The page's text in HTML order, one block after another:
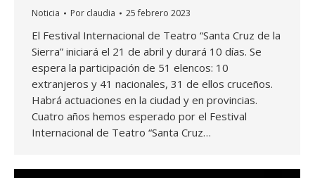
Noticia Por claudia 25 febrero 2023
El Festival Internacional de Teatro “Santa Cruz de la
Sierra” iniciará el 21 de abril y durará 10 días. Se
espera la participación de 51 elencos: 10
extranjeros y 41 nacionales, 31 de ellos cruceños.
Habrá actuaciones en la ciudad y en provincias.
Cuatro años hemos esperado por el Festival
Internacional de Teatro “Santa Cruz…